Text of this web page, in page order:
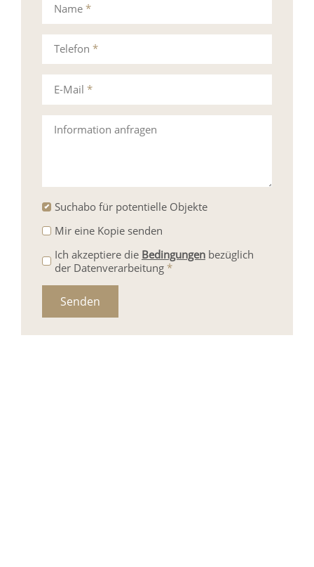
Telefon *
Information anfragen
Name *
E-Mail *
Suchabo für potentielle Objekte
Mir eine Kopie senden
Ich akzeptiere die Bedingungenbezüglich
der Datenverarbeitung *
Senden